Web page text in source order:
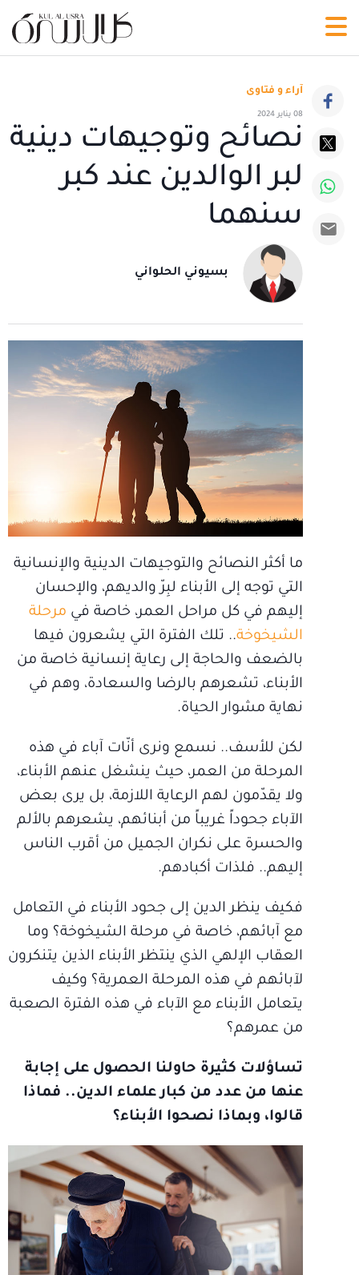
آراء و فتاوى
08 يناير 2024
نصائح وتوجيهات دينية
لبر الوالدين عند كبر
سنهما
بسيوني الحلواني
ما أكثر النصائح والتوجيهات الدينية والإنسانية
التي توجه إلى الأبناء لبِرّ والديهم، والإحسان
إليهم في كل مراحل العمر، خاصة في مرحلة
الشيخوخة.. تلك الفترة التي يشعرون فيها
بالضعف والحاجة إلى رعاية إنسانية خاصة من
الأبناء، تشعرهم بالرضا والسعادة، وهم في
نهاية مشوار الحياة.
لكن للأسف.. نسمع ونرى أنّات آباء في هذه
المرحلة من العمر، حيث ينشغل عنهم الأبناء،
ولا يقدّمون لهم الرعاية اللازمة، بل يرى بعض
الآباء جحوداً غريباً من أبنائهم، يشعرهم بالألم
والحسرة على نكران الجميل من أقرب الناس
إليهم.. فلذات أكبادهم.
فكيف ينظر الدين إلى جحود الأبناء في التعامل
مع آبائهم، خاصة في مرحلة الشيخوخة؟ وما
العقاب الإلهي الذي ينتظر الأبناء الذين يتنكرون
لآبائهم في هذه المرحلة العمرية؟ وكيف
يتعامل الأبناء مع الآباء في هذه الفترة الصعبة
من عمرهم؟
تساؤلات كثيرة حاولنا الحصول على إجابة
عنها من عدد من كبار علماء الدين.. فماذا
قالوا، وبماذا نصحوا الأبناء؟